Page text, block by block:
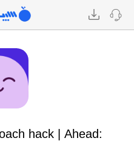
hack | Ahead: